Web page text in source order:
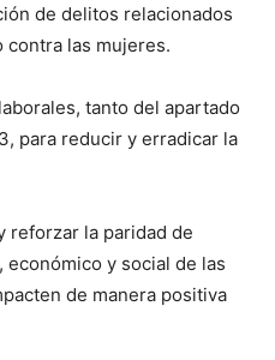
de delitos relacionados
contra las mujeres.
tanto del apartado
para reducir y erradicar la
reforzar la paridad de
y social de las
de manera positiva